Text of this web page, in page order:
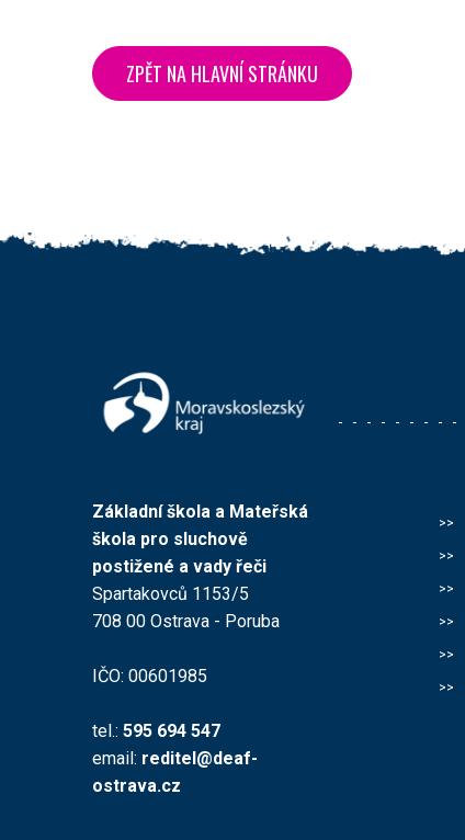
ZPĚT NA HLAVNÍ STRÁNKU
Základní škola a Mateřská
škola pro sluchově
postižené a vady řeči
Spartakovců 1153/5
708 00 Ostrava - Poruba
IČO: 00601985
tel.: 595 694 547
email: reditel@deaf-
ostrava.cz